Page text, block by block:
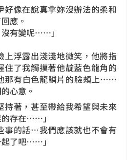
好像在說真拿妳沒辦法的柔和
應。
沒有變呢……」
上浮露出淺淺地微笑，他將指
住了我觸摸著他靛藍色龍角的
那有白色龍鱗片的臉頰上……
心意。
持著，甚至帶給我希望與未來
存在……」
事的話…我們應該就也不會有
了吧……」